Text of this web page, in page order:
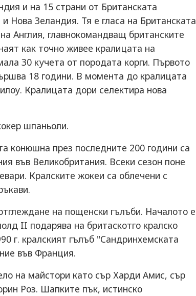
и на 15 страни от Британската
Нова Зеландия. Тя е гласа на Британската
Англия, главнокомандващ британските
как точно живее кралицата на
30 кучета от породата корги. Първото
18 години. В момента до кралицата
Кралицата дори селектира нова
шпаньоли.
конюшна през последните 200 години са
във Великобритания. Всеки сезон поне
Кралските жокеи са облечени с
на пощенски гълъби. Началото е
II подарява на бритаскотго кралско
г. кралският гълъб "Сандринхемската
във Франция.
на майстори като сър Харди Амис, сър
Роз. Шапките пък, истинско